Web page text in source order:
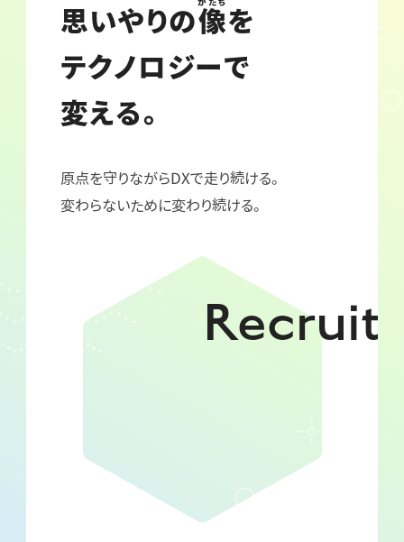
思いやりの像を
テクノロジーで
変える。
原点を守りながらDXで走り続ける。
変わらないために変わり続ける。
Recruit